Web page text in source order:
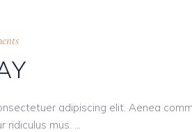
adipiscing elit. Aenea
ridiculus mus.